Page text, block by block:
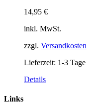
14,95 €
inkl. MwSt.
zzgl. Versandkosten
Lieferzeit: 1-3 Tage
Dieses
Details
Links